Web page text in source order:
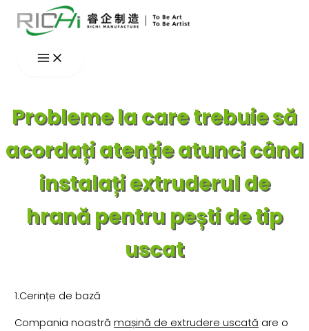
Skip
Probleme la care trebuie să
acordați atenție atunci când
instalați extruderul de
hrană pentru pești de tip
uscat
1.Cerințe de bază
Compania noastră mașină de extrudere uscată are o